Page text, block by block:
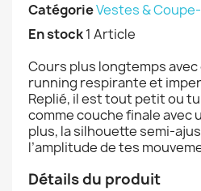
CatégorieVestes &
En stock1 Article
Cours plus longtemps
running respirante et
Replié, il est tout petit ou
comme couche finale avec
plus, la silhouette semi-
l’amplitude de tes
Détails du produit